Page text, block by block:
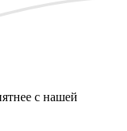
с нашей